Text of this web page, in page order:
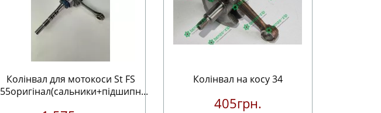
Колінвал для мотокоси St FS
55оригінал(сальники+підшипн...
Колінвал на косу 34
405грн.